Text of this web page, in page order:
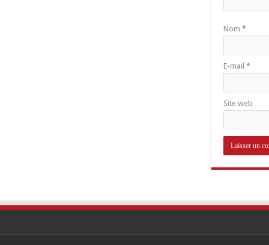
Nom *
E-mail *
Site web